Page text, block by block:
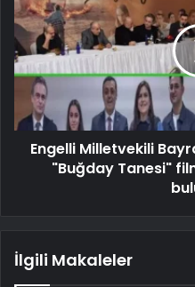
Engelli Milletvekili
"Buğday Tanesi"
İlgili Makaleler